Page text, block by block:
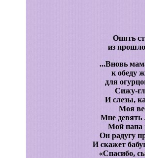
Опять
из
...Вновь
к обеду
для
Сижу-
И слезы,
Моя
Мне девять
Мой папа
Он радугу
И скажет
«Спасибо,